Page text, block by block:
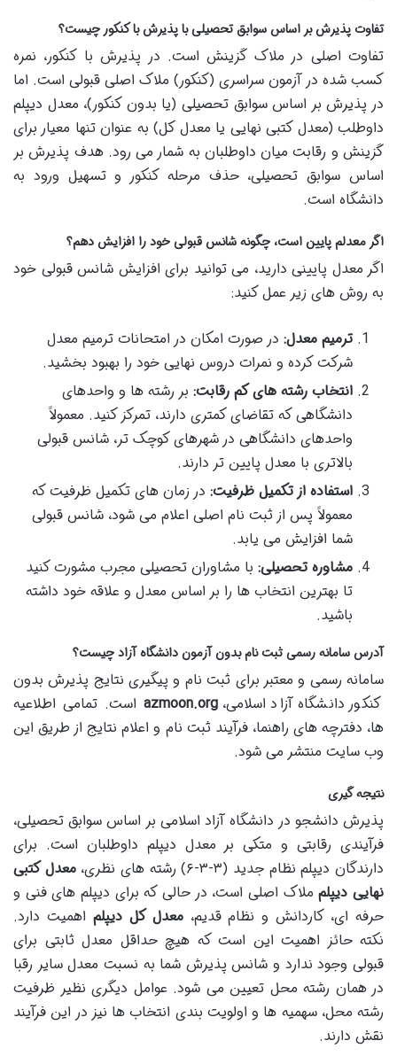
تفاوت پذیرش بر اساس سوابق تحصیلی با پذیرش با کنکور چیست؟
تفاوت اصلی در ملاک گزینش است. در پذیرش با کنکور، نمره
کسب شده در آزمون سراسری (کنکور) ملاک اصلی قبولی است. اما
در پذیرش بر اساس سوابق تحصیلی (یا بدون کنکور)، معدل دیپلم
داوطلب (معدل کتبی نهایی یا معدل کل) به عنوان تنها معیار برای
گزینش و رقابت میان داوطلبان به شمار می رود. هدف پذیرش بر
اساس سوابق تحصیلی، حذف مرحله کنکور و تسهیل ورود به
دانشگاه است.
اگر معدلم پایین است، چگونه شانس قبولی خود را افزایش دهم؟
اگر معدل پایینی دارید، می توانید برای افزایش شانس قبولی خود
به روش های زیر عمل کنید:
ترمیم معدل: در صورت امکان در امتحانات ترمیم معدل
شرکت کرده و نمرات دروس نهایی خود را بهبود بخشید.
انتخاب رشته های کم رقابت: بر رشته ها و واحدهای
دانشگاهی که تقاضای کمتری دارند، تمرکز کنید. معمولاً
واحدهای دانشگاهی در شهرهای کوچک تر، شانس قبولی
بالاتری با معدل پایین تر دارند.
استفاده از تکمیل ظرفیت: در زمان های تکمیل ظرفیت که
معمولاً پس از ثبت نام اصلی اعلام می شود، شانس قبولی
شما افزایش می یابد.
مشاوره تحصیلی: با مشاوران تحصیلی مجرب مشورت کنید
تا بهترین انتخاب ها را بر اساس معدل و علاقه خود داشته
باشید.
آدرس سامانه رسمی ثبت نام بدون آزمون دانشگاه آزاد چیست؟
سامانه رسمی و معتبر برای ثبت نام و پیگیری نتایج پذیرش بدون
کنکور دانشگاه آزاد اسلامی، azmoon.org است. تمامی اطلاعیه
ها، دفترچه های راهنما، فرآیند ثبت نام و اعلام نتایج از طریق این
وب سایت منتشر می شود.
نتیجه گیری
پذیرش دانشجو در دانشگاه آزاد اسلامی بر اساس سوابق تحصیلی،
فرآیندی رقابتی و متکی بر معدل دیپلم داوطلبان است. برای
دارندگان دیپلم نظام جدید (۳-۳-۶) رشته های نظری،
معدل کتبی
نهایی دیپلمملاک اصلی است، در حالی که برای دیپلم های فنی و
حرفه ای، کاردانش و نظام قدیم،معدل کل دیپلم اهمیت دارد.
نکته حائز اهمیت این است که هیچ حداقل معدل ثابتی برای
قبولی وجود ندارد و شانس پذیرش شما به نسبت معدل سایر رقبا
در همان رشته محل تعیین می شود. عوامل دیگری نظیر ظرفیت
رشته محل، سهمیه ها و اولویت بندی انتخاب ها نیز در این فرآیند
نقش دارند.